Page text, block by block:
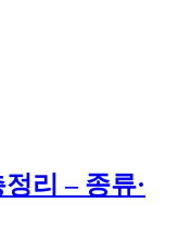
리 – 종류·